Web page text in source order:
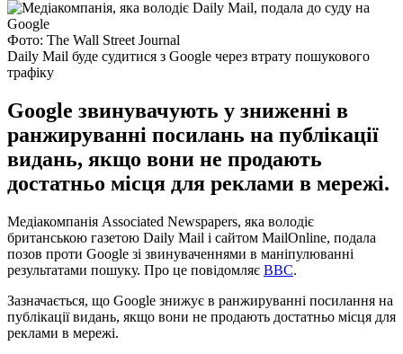
Фото: The Wall Street Journal
Daily Mail буде судитися з Google через втрату пошукового
трафіку
Google звинувачують у зниженні в
ранжируванні посилань на публікації
видань, якщо вони не продають
достатньо місця для реклами в мережі.
Медіакомпанія Associated Newspapers, яка володіє
британською газетою Daily Mail і сайтом MailOnline, подала
позов проти Google зі звинуваченнями в маніпулюванні
результатами пошуку. Про це повідомляє BBC.
Зазначається, що Google знижує в ранжируванні посилання на
публікації видань, якщо вони не продають достатньо місця для
реклами в мережі.